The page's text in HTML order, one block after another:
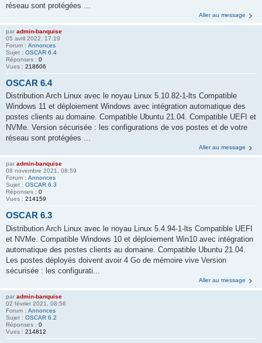
réseau sont protégées ...
Aller au message
par admin-banquise
05 avril 2022, 17:19
Forum : Annonces
Sujet : OSCAR 6.4
Réponses : 0
Vues : 218606
OSCAR 6.4
Distribution Arch Linux avec le noyau Linux 5.10.82-1-lts Compatible
Windows 11 et déploiement Windows avec intégration automatique des
postes clients au domaine. Compatible Ubuntu 21.04. Compatible UEFI et
NVMe. Version sécurisée : les configurations de vos postes et de votre
réseau sont protégées ...
Aller au message
par admin-banquise
08 novembre 2021, 08:59
Forum : Annonces
Sujet : OSCAR 6.3
Réponses : 0
Vues : 214159
OSCAR 6.3
Distribution Arch Linux avec le noyau Linux 5.4.94-1-lts Compatible UEFI
et NVMe. Compatible Windows 10 et déploiement Win10 avec intégration
automatique des postes clients au domaine. Compatible Ubuntu 21.04.
Les postes déployés doivent avoir 4 Go de mémoire vive Version
sécurisée : les configurati...
Aller au message
par admin-banquise
02 février 2021, 08:56
Forum : Annonces
Sujet : OSCAR 6.2
Réponses : 0
Vues : 214812